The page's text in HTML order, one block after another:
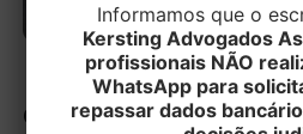
Receita
excluir
Informamos que o
Kersting Advogados
profissionais NÃO
WhatsApp para
repassar dados